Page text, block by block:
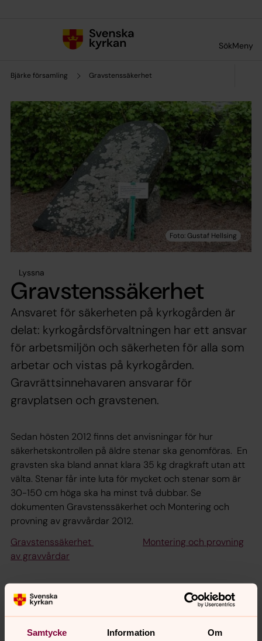
Samtycke Information Om
SökMeny
Bjärke församling Gravstenssäkerhet
Lyssna
Gravstenssäkerhet
Ansvaret för säkerheten på kyrkogården är
delat: kyrkogårdsförvaltningen har ett ansvar
för arbetsmiljön och säkerheten för alla som
arbetar och vistas på kyrkogården.
Gravrättsinnehavaren ansvarar för
gravplatsen och gravstenen.
Sedan hösten 2012 finns det anvisningar för hur
säkerhetskontrollen på äldre stenar ska genomföras. En
gravsten ska bland annat klara 35 kg dragkraft utan att
välta. Stenar får inte luta för mycket och stenar som är
30-150 cm höga ska ha minst två dubbar. Se
dokumenten Gravstenssäkerhet och Montering och
provning av gravvårdar 2012.
Gravstenssäkerhet
Montering och provning
av gravvårdar